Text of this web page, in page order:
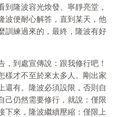
到隆波容光煥發、寧靜亮堂，
波便耐心解答，直到某天，他
訓練過來的，最終，隆波有好
，到處宣傳說：跟我修行吧！
樣才不至於來太多人。剛出家
還有。隆波必須設限，否則自
己仍然需要修行，就說：僅限
下來，隆波繼續壓縮：僅限上